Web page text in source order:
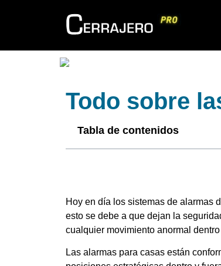
Todo sobre
Tabla de contenidos
Hoy en día los sistemas de alarmas
esto se debe a que dejan la
cualquier movimiento anormal
Las alarmas para casas están